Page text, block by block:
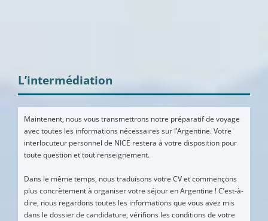
L’intermédiation
Maintenent, nous vous transmettrons notre préparatif de voyage
avec toutes les informations nécessaires sur l’Argentine. Votre
interlocuteur personnel de NICE restera à votre disposition pour
toute question et tout renseignement.
Dans le même temps, nous traduisons votre CV et commençons
plus concrètement à organiser votre séjour en Argentine ! C’est‑à-
dire, nous regardons toutes les informations que vous avez mis
dans le dossier de candidature, vérifions les conditions de votre